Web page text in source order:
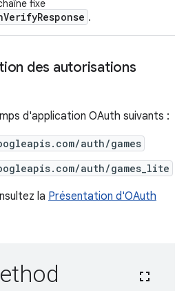
fixe
.
des autorisations
d'application OAuth suivants :
auth/games
auth/games_lite
la Présentation d'OAuth